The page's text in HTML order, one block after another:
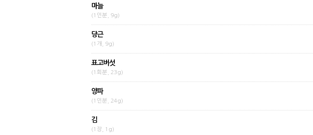
마늘
(1인분, 9g)
당근
(1개, 9g)
표고버섯
(1회분, 23g)
양파
(1인분, 24g)
김
(1장, 1g)